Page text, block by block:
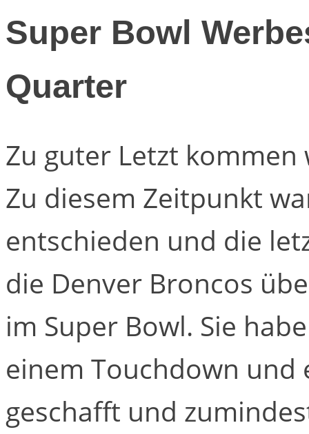
Super Bowl
Quarter
Zu guter Letzt
Zu diesem Zeitpunkt
entschieden und die
die Denver Broncos
im Super Bowl. Sie
einem Touchdown und
geschafft und